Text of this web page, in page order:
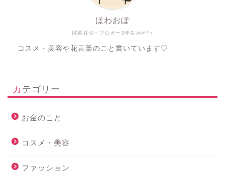
関西在住♀ブロガー3年生ᝰ✍︎꙳⋆
ほわおぽ
コスメ・美容や花言葉のこと書いています♡
カテゴリー
お金のこと
コスメ・美容
ファッション